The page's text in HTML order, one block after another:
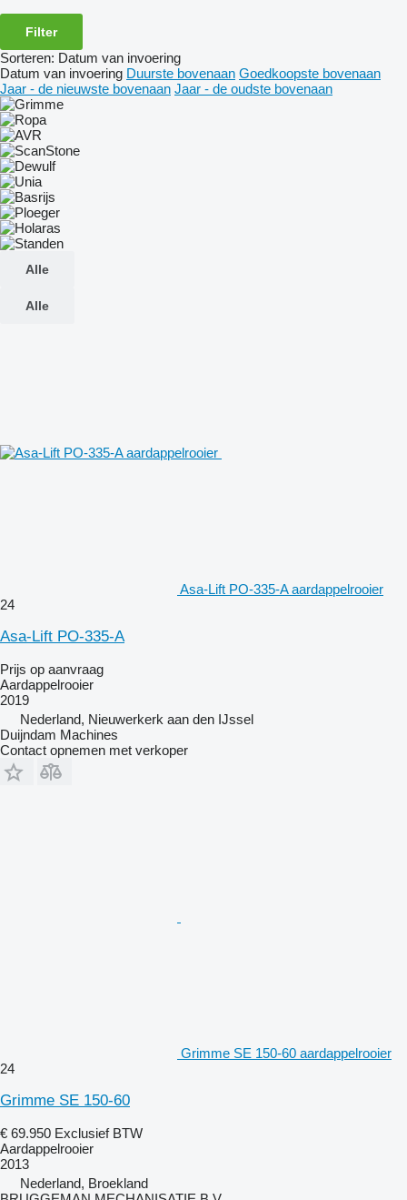
Filter
Sorteren: Datum van invoering
Datum van invoering Duurste bovenaan Goedkoopste bovenaan
Jaar - de nieuwste bovenaan Jaar - de oudste bovenaan
Alle
Alle
Asa-Lift PO-335-A aardappelrooier
24
Asa-Lift PO-335-A
Prijs op aanvraag
Aardappelrooier
2019
Nederland, Nieuwerkerk aan den IJssel
Duijndam Machines
Contact opnemen met verkoper
Grimme SE 150-60 aardappelrooier
24
Grimme SE 150-60
€ 69.950 Exclusief BTW
Aardappelrooier
2013
Nederland, Broekland